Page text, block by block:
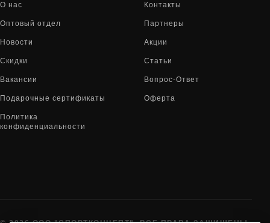
О нас Контакты
Оптовый отдел Партнеры
Новости Акции
Скидки Статьи
Вакансии Вопрос-Ответ
Подарочные сертификаты Оферта
Политика
конфиденциальности